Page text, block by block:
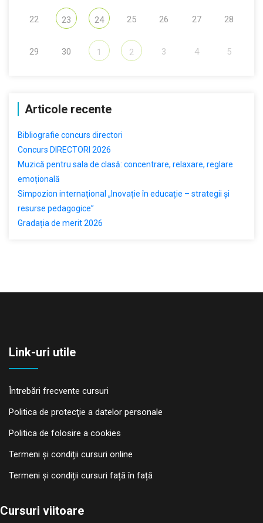
22 23 24 25 26 27 28
29 30 1 2 3 4 5
Articole recente
Bibliografie concurs directori
Concurs DIRECTORI 2026
Muzică pentru sala de clasă: concentrare, relaxare, reglare
emoțională
Simpozion internațional „Inovație în educație – strategii și
resurse pedagogice”
Gradația de merit 2026
Link-uri utile
Întrebări frecvente cursuri
Politica de protecţie a datelor personale
Politica de folosire a cookies
Termeni și condiții cursuri online
Termeni și condiții cursuri față în față
Cursuri viitoare